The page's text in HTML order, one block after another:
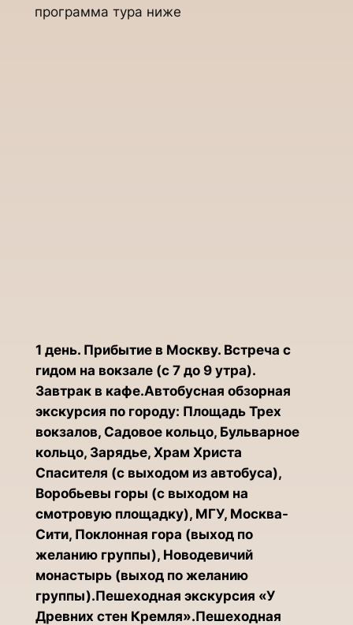
программа тура ниже
1 день. Прибытие в Москву. Встреча с
гидом на вокзале (с 7 до 9 утра).
Завтрак в кафе.Автобусная обзорная
экскурсия по городу: Площадь Трех
вокзалов, Садовое кольцо, Бульварное
кольцо, Зарядье, Храм Христа
Спасителя (с выходом из автобуса),
Воробьевы горы (с выходом на
смотровую площадку), МГУ, Москва-
Сити, Поклонная гора (выход по
желанию группы), Новодевичий
монастырь (выход по желанию
группы).Пешеходная экскурсия «У
Древних стен Кремля».Пешеходная